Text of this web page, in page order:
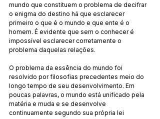
mundo que constituem o problema de decifrar
o enigma do destino há que esclarecer
primeiro o que é o mundo e que ente é o
homem. É evidente que sem o conhecer é
impossível esclarecer corretamente o
problema daquelas relações.
O problema da essência do mundo foi
resolvido por filosofias precedentes meio do
longo tempo de seu desenvolvimento. Em
poucas palavras, o mundo está unificado pela
matéria e muda e se desenvolve
continuamente segundo sua própria lei